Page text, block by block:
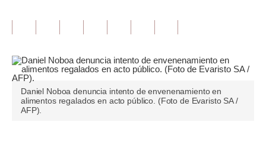
Opinión
Editorial
Pregunta de hoy
Blogs
Daniel Noboa denuncia intento de envenenamiento en
alimentos regalados en acto público. (Foto de Evaristo SA /
AFP).